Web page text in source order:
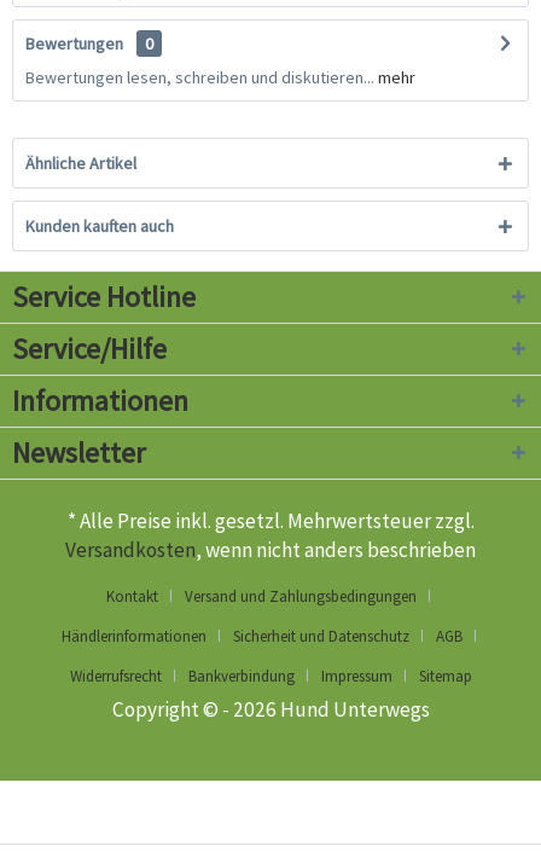
Bewertungen
0
Bewertungen lesen, schreiben und diskutieren... mehr
Ähnliche Artikel
Kunden kauften auch
Service Hotline
Service/Hilfe
Informationen
Newsletter
* Alle Preise inkl. gesetzl. Mehrwertsteuer zzgl.
Versandkosten, wenn nicht anders beschrieben
Kontakt
Versand und Zahlungsbedingungen
Händlerinformationen
Sicherheit und Datenschutz
AGB
Widerrufsrecht
Bankverbindung Impressum Sitemap
Copyright © - 2026 Hund Unterwegs